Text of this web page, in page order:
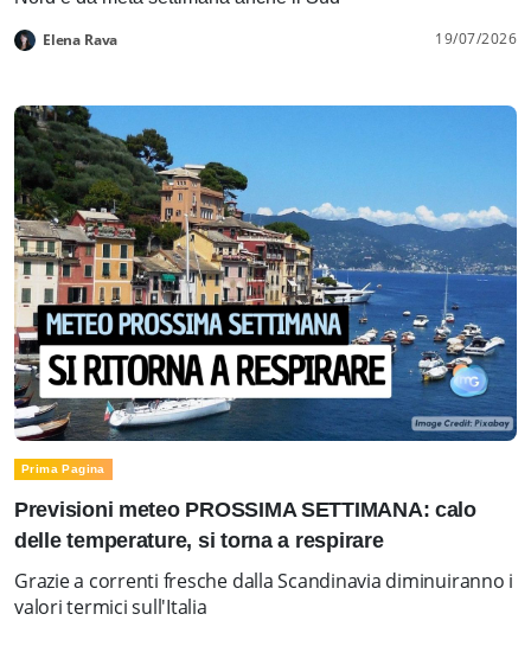
Elena Rava 19/07/2026
Prima Pagina
Previsioni meteo PROSSIMA SETTIMANA: calo
delle temperature, si torna a respirare
Grazie a correnti fresche dalla Scandinavia diminuiranno i
valori termici sull'Italia